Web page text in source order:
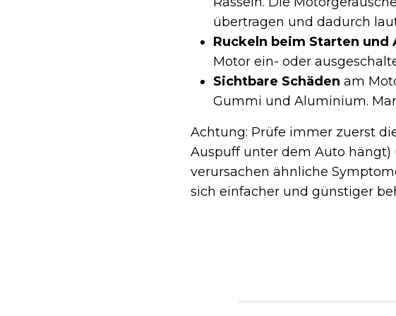
übertragen und dadurch
Ruckeln beim Starten und
Motor ein- oder
Sichtbare Schäden am
Gummi und Aluminium.
Achtung: Prüfe immer zuerst
Auspuff unter dem Auto hängt)
verursachen ähnliche
sich einfacher und günstiger